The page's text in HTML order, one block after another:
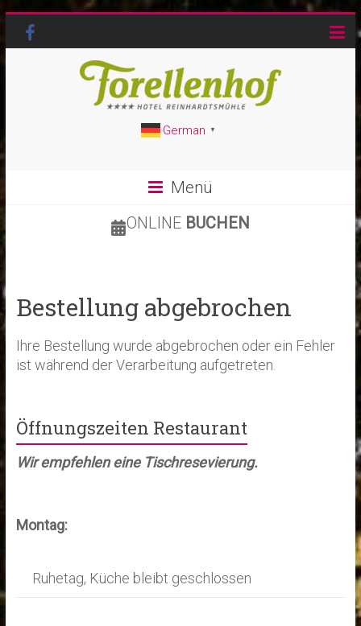
German ▼
Menü
ONLINE BUCHEN
Bestellung abgebrochen
Ihre Bestellung wurde abgebrochen oder ein Fehler
ist während der Verarbeitung aufgetreten.
Öffnungszeiten Restaurant
Wir empfehlen eine Tischresevierung.
Montag:
Ruhetag, Küche bleibt geschlossen